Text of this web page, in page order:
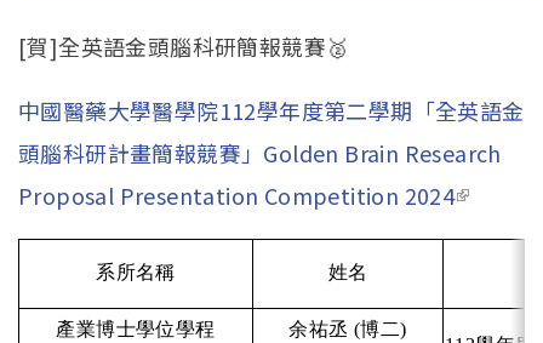
[賀]全英語金頭腦科研簡報競賽🥈
中國醫藥大學醫學院112學年度第二學期「全英語金
頭腦科研計畫簡報競賽」Golden Brain Research
Proposal Presentation Competition 2024(link is
系所名稱 姓名
產業博士學位學程
余祐丞 (博二)